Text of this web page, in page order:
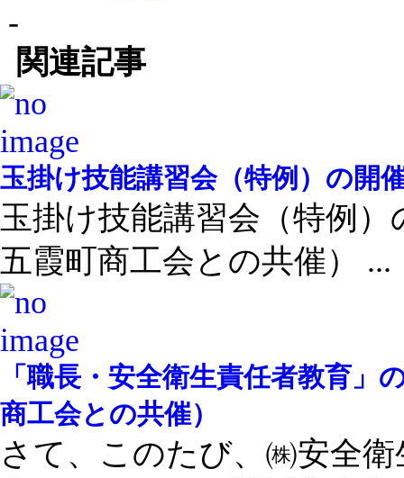
-
関連記事
玉掛け技能講習会（特例）の開
玉掛け技能講習会（特例
五霞町商工会との共催） ...
「職長・安全衛生責任者教育」
商工会との共催）
さて、このたび、㈱安全